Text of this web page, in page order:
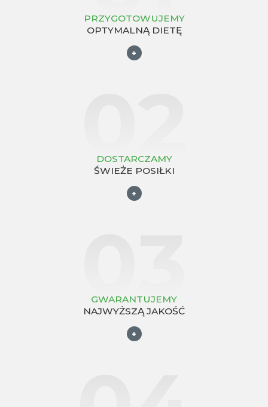
PRZYGOTOWUJEMY
OPTYMALNĄ DIETĘ
+
DOSTARCZAMY
ŚWIEŻE POSIŁKI
+
GWARANTUJEMY
NAJWYŻSZĄ JAKOŚĆ
+